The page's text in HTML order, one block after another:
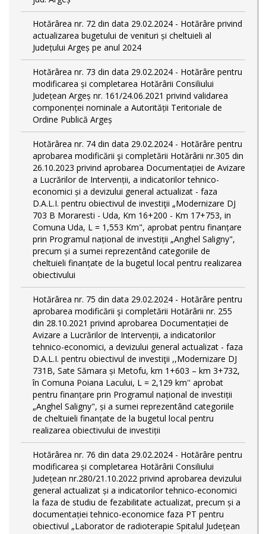
Hotărârea nr. 72 din data 29.02.2024 - Hotărâre privind
actualizarea bugetului de venituri și cheltuieli al
Județului Argeș pe anul 2024
Hotărârea nr. 73 din data 29.02.2024 - Hotărâre pentru
modificarea și completarea Hotărârii Consiliului
Județean Argeș nr. 161/24.06.2021 privind validarea
componenței nominale a Autorității Teritoriale de
Ordine Publică Argeș
Hotărârea nr. 74 din data 29.02.2024 - Hotărâre pentru
aprobarea modificării şi completării Hotărârii nr.305 din
26.10.2023 privind aprobarea Documentației de Avizare
a Lucrărilor de Intervenții, a indicatorilor tehnico-
economici și a devizului general actualizat - faza
D.A.L.I. pentru obiectivul de investiţii „Modernizare DJ
703 B Moraresti - Uda, Km 16+200 - Km 17+753, in
Comuna Uda, L = 1,553 Km", aprobat pentru finanțare
prin Programul național de investiții „Anghel Saligny",
precum și a sumei reprezentând categoriile de
cheltuieli finanțate de la bugetul local pentru realizarea
obiectivului
Hotărârea nr. 75 din data 29.02.2024 - Hotărâre pentru
aprobarea modificării şi completării Hotărârii nr. 255
din 28.10.2021 privind aprobarea Documentației de
Avizare a Lucrărilor de Intervenții, a indicatorilor
tehnico-economici, a devizului general actualizat - faza
D.A.L.I. pentru obiectivul de investiţii ,,Modernizare DJ
731B, Sate Sămara și Metofu, km 1+603 – km 3+732,
în Comuna Poiana Lacului, L = 2,129 km'' aprobat
pentru finanțare prin Programul național de investiții
„Anghel Saligny", și a sumei reprezentând categoriile
de cheltuieli finanțate de la bugetul local pentru
realizarea obiectivului de investiții
Hotărârea nr. 76 din data 29.02.2024 - Hotărâre pentru
modificarea și completarea Hotărârii Consiliului
Județean nr.280/21.10.2022 privind aprobarea devizului
general actualizat și a indicatorilor tehnico-economici
la faza de studiu de fezabilitate actualizat, precum și a
documentației tehnico-economice faza PT pentru
obiectivul „Laborator de radioterapie Spitalul Județean